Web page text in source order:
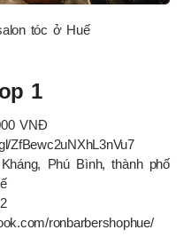
tóc ở Huế
1
VNĐ
ZfBewc2uNXhL3nVu7
Phú Bình, thành phố
ronbarbershophue/